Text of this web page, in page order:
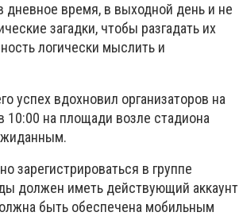
дневное время, в выходной день и не
загадки, чтобы разгадать их
логически мыслить и
успех вдохновил организаторов на
10:00 на площади возле стадиона
зарегистрироваться в группе
должен иметь действующий аккаунт
быть обеспечена мобильным